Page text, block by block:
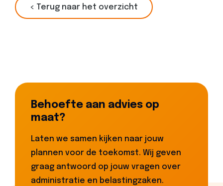
< Terug naar het overzicht
Behoefte aan advies op
maat?
Laten we samen kijken naar jouw
plannen voor de toekomst. Wij geven
graag antwoord op jouw vragen over
administratie en belastingzaken.